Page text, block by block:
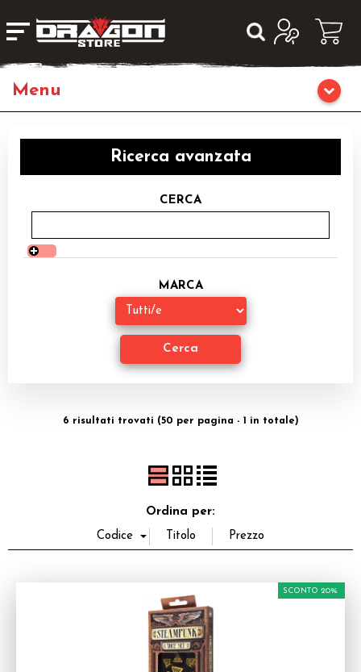
Giochi di Ruolo
Librigame
Editoria
Giochi di Carte Collezionabili
Accessori
Ricerca avanzata
CERCA
MARCA
6 risultati trovati (50 per pagina - 1 in totale)
Ordina per:
SCONTO 20%